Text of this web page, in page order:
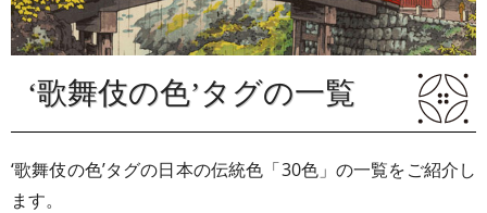
‘歌舞伎の色’タグの一覧
‘歌舞伎の色’タグの日本の伝統色「30色」の一覧をご紹介し
ます。